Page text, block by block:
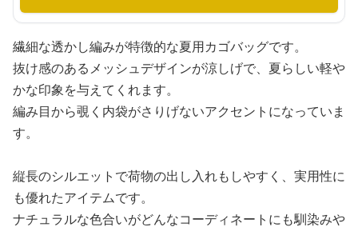
繊細な透かし編みが特徴的な夏用カゴバッグです。
抜け感のあるメッシュデザインが涼しげで、夏らしい軽や
かな印象を与えてくれます。
編み目から覗く内袋がさりげないアクセントになっていま
す。
縦長のシルエットで荷物の出し入れもしやすく、実用性に
も優れたアイテムです。
ナチュラルな色合いがどんなコーディネートにも馴染みや